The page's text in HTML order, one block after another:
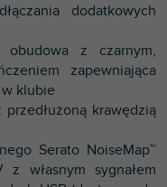
dodatkowych
obudowa z czarnym,
zapewniająca
klubie
krawędzią
Serato NoiseMap™
własnym sygnałem